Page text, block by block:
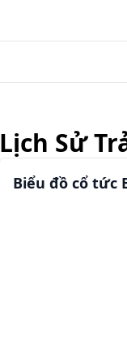
Lịch Sử
Biểu đồ cổ tức